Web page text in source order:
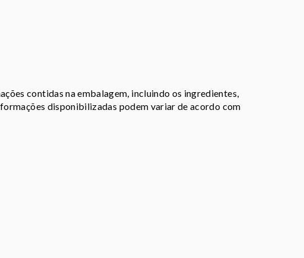
contidas na embalagem, incluindo os ingredientes,
disponibilizadas podem variar de acordo com